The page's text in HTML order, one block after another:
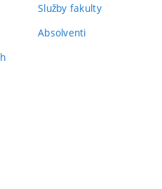
Služby fakulty
Absolventi